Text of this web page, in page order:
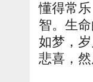
懂得常
智。生
如梦，
悲喜，